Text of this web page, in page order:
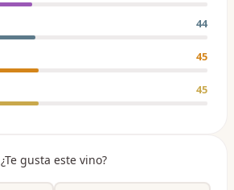
44
45
45
¿Te gusta este vino?